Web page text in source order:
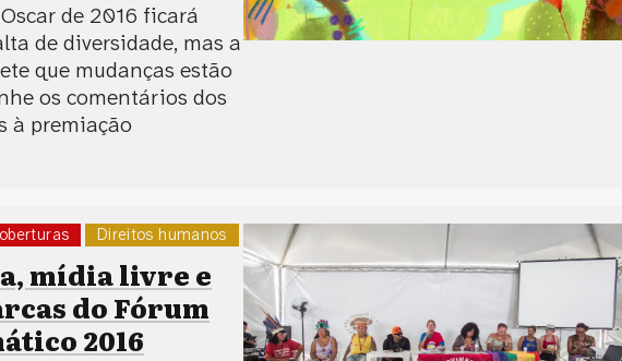
de 2016 ficará
de diversidade, mas a
que mudanças estão
os comentários dos
à premiação
Direitos humanos
mídia livre e
do Fórum
2016